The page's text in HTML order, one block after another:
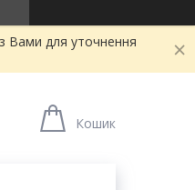
Вами для уточнення
Кошик